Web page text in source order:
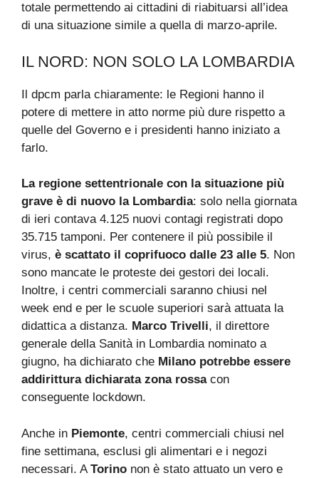
totale permettendo ai cittadini di riabituarsi all’idea
di una situazione simile a quella di marzo-aprile.
IL NORD: NON SOLO LA LOMBARDIA
Il dpcm parla chiaramente: le Regioni hanno il
potere di mettere in atto norme più dure rispetto a
quelle del Governo e i presidenti hanno iniziato a
farlo.
La regione settentrionale con la situazione più
grave è di nuovo la Lombardia: solo nella giornata
di ieri contava 4.125 nuovi contagi registrati dopo
35.715 tamponi. Per contenere il più possibile il
virus, è scattato il coprifuoco dalle 23 alle 5. Non
sono mancate le proteste dei gestori dei locali.
Inoltre, i centri commerciali saranno chiusi nel
week end e per le scuole superiori sarà attuata la
didattica a distanza. Marco Trivelli, il direttore
generale della Sanità in Lombardia nominato a
giugno, ha dichiarato che Milano potrebbe essere
addirittura dichiarata zona rossacon
conseguente lockdown.
Anche in Piemonte, centri commerciali chiusi nel
fine settimana, esclusi gli alimentari e i negozi
necessari. A Torino non è stato attuato un vero e